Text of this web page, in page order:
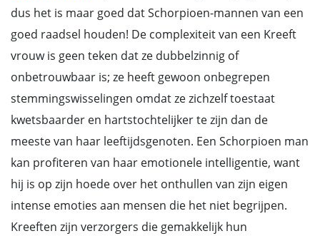
dus het is maar goed dat Schorpioen-mannen van een
goed raadsel houden! De complexiteit van een Kreeft
vrouw is geen teken dat ze dubbelzinnig of
onbetrouwbaar is; ze heeft gewoon onbegrepen
stemmingswisselingen omdat ze zichzelf toestaat
kwetsbaarder en hartstochtelijker te zijn dan de
meeste van haar leeftijdsgenoten. Een Schorpioen man
kan profiteren van haar emotionele intelligentie, want
hij is op zijn hoede over het onthullen van zijn eigen
intense emoties aan mensen die het niet begrijpen.
Kreeften zijn verzorgers die gemakkelijk hun